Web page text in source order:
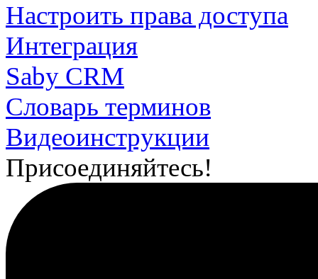
Настроить права доступа
Интеграция
Saby CRM
Словарь терминов
Видеоинструкции
Присоединяйтесь!